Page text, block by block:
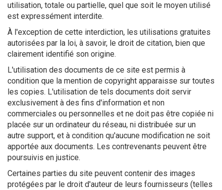
utilisation, totale ou partielle, quel que soit le moyen utilisé
est expressément interdite.
À l'exception de cette interdiction, les utilisations gratuites
autorisées par la loi, à savoir, le droit de citation, bien que
clairement identifié son origine.
L'utilisation des documents de ce site est permis à
condition que la mention de copyright apparaisse sur toutes
les copies. L'utilisation de tels documents doit servir
exclusivement à des fins d'information et non
commerciales ou personnelles et ne doit pas être copiée ni
placée sur un ordinateur du réseau, ni distribuée sur un
autre support, et à condition qu'aucune modification ne soit
apportée aux documents. Les contrevenants peuvent être
poursuivis en justice.
Certaines parties du site peuvent contenir des images
protégées par le droit d'auteur de leurs fournisseurs (telles